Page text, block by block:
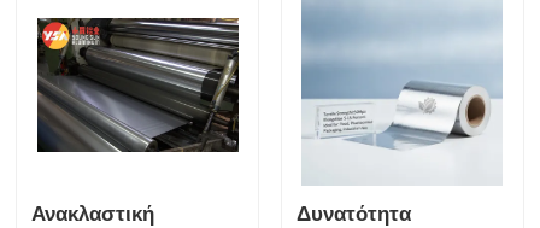
Ανακλαστική
Δυνατότητα